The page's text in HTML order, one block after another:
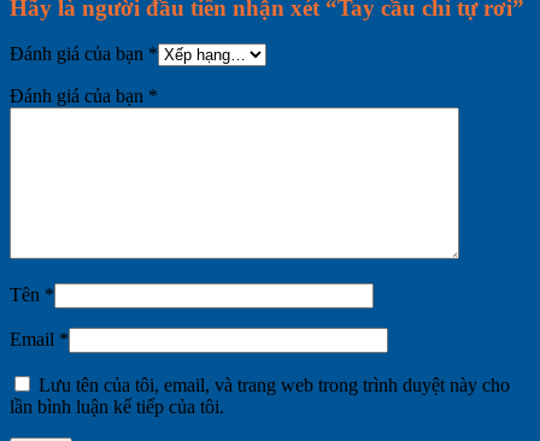
Hãy là người đầu tiên nhận xét “Tay cầu chì tự rơi”
Đánh giá của bạn *
Đánh giá của bạn *
Tên *
Email *
Lưu tên của tôi, email, và trang web trong trình duyệt này cho
lần bình luận kế tiếp của tôi.